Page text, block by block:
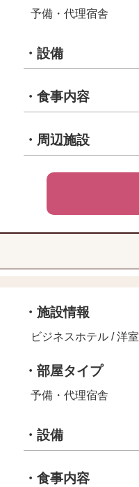
予備・代理宿舎
・設備
・食事内容
・周辺施設
・施設情報
ビジネスホテル / 洋室
・部屋タイプ
予備・代理宿舎
・設備
・食事内容